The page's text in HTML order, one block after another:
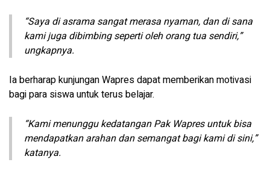
“Saya di asrama sangat merasa nyaman, dan di sana
kami juga dibimbing seperti oleh orang tua sendiri,”
ungkapnya.
Ia berharap kunjungan Wapres dapat memberikan motivasi
bagi para siswa untuk terus belajar.
“Kami menunggu kedatangan Pak Wapres untuk bisa
mendapatkan arahan dan semangat bagi kami di sini,”
katanya.